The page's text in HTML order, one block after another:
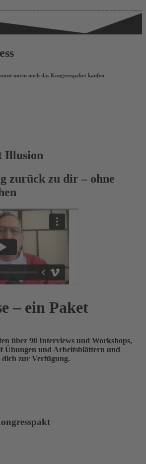
unten noch das Kongresspaket kaufen
Illusion
zurück zu dir – ohne
– ein Paket
über 90 Interviews und Workshops,
Übungen und Arbeitsblättern und
zur Verfügung.